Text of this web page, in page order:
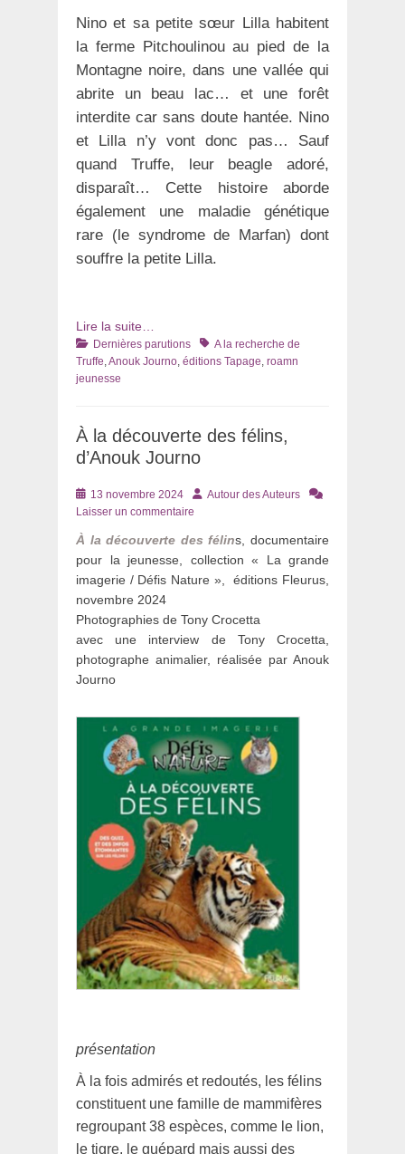
Nino et sa petite sœur Lilla habitent
la ferme Pitchoulinou au pied de la
Montagne noire, dans une vallée qui
abrite un beau lac… et une forêt
interdite car sans doute hantée. Nino
et Lilla n’y vont donc pas… Sauf
quand Truffe, leur beagle adoré,
disparaît… Cette histoire aborde
également une maladie génétique
rare (le syndrome de Marfan) dont
souffre la petite Lilla.
Lire la suite…
Catégories
Dernières parutions TagsA la recherche de
Truffe,Anouk Journo, éditions Tapage, roamn
jeunesse
À la découverte des félins,
d’Anouk Journo
Posté
le
13 novembre 2024 AuteurAutour des Auteurs
Laisser un commentaire
À la découverte des félins, documentaire
pour la jeunesse, collection « La grande
imagerie / Défis Nature », éditions Fleurus,
novembre 2024
Photographies de Tony Crocetta
avec une interview de Tony Crocetta,
photographe animalier, réalisée par Anouk
Journo
présentation
À la fois admirés et redoutés, les félins
constituent une famille de mammifères
regroupant 38 espèces, comme le lion,
le tigre, le guépard mais aussi des